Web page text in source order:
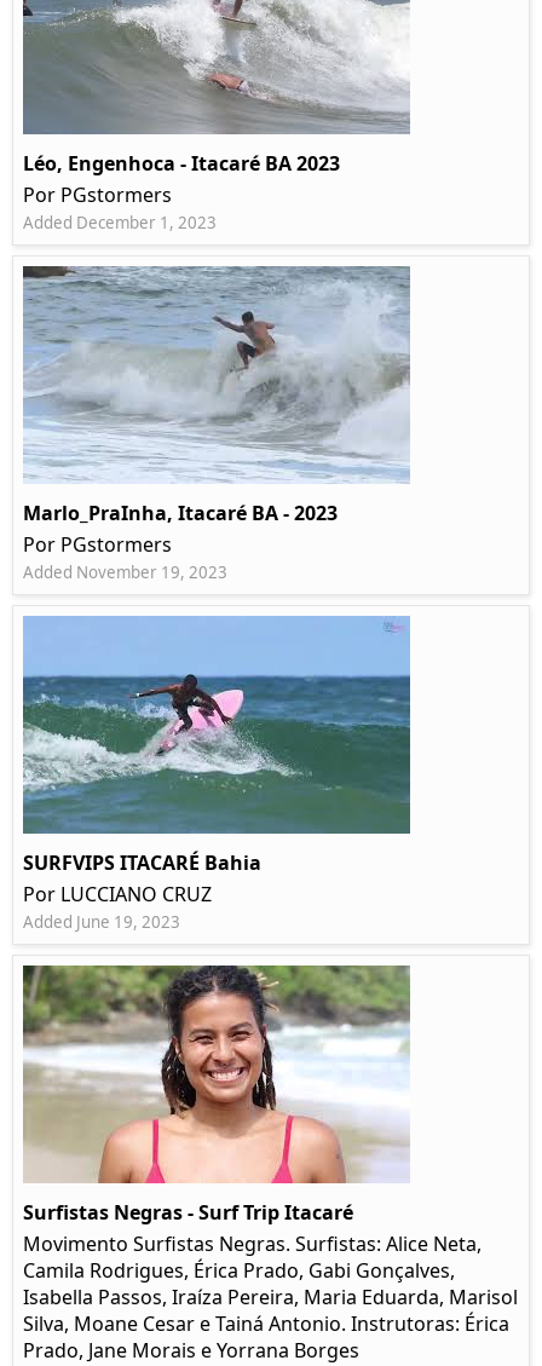
Léo, Engenhoca - Itacaré BA 2023
Por PGstormers
Added December 1, 2023
Marlo_PraInha, Itacaré BA - 2023
Por PGstormers
Added November 19, 2023
SURFVIPS ITACARÉ Bahia
Por LUCCIANO CRUZ
Added June 19, 2023
Surfistas Negras - Surf Trip Itacaré
Movimento Surfistas Negras. Surfistas: Alice Neta,
Camila Rodrigues, Érica Prado, Gabi Gonçalves,
Isabella Passos, Iraíza Pereira, Maria Eduarda, Marisol
Silva, Moane Cesar e Tainá Antonio. Instrutoras: Érica
Prado, Jane Morais e Yorrana Borges